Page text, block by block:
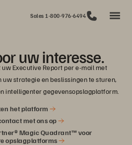
Sales 1-800-976-6494
uw interesse.
Executive Report per e-mail met
strategie en beslissingen te sturen,
intelligenter gegevensopslagplatform.
het platform
met ons op
Magic Quadrant™ voor
opslagplatforms